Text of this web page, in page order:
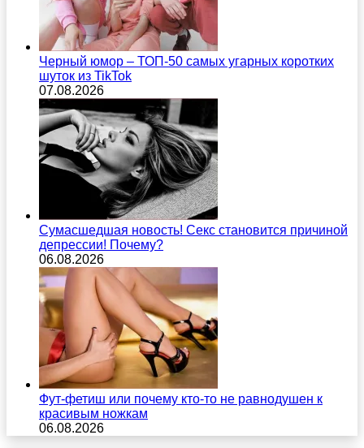
Черный юмор – ТОП-50 самых угарных коротких
шуток из TikTok
07.08.2026
Сумасшедшая новость! Секс становится причиной
депрессии! Почему?
06.08.2026
Фут-фетиш или почему кто-то не равнодушен к
красивым ножкам
06.08.2026